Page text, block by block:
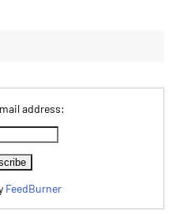
address:
FeedBurner